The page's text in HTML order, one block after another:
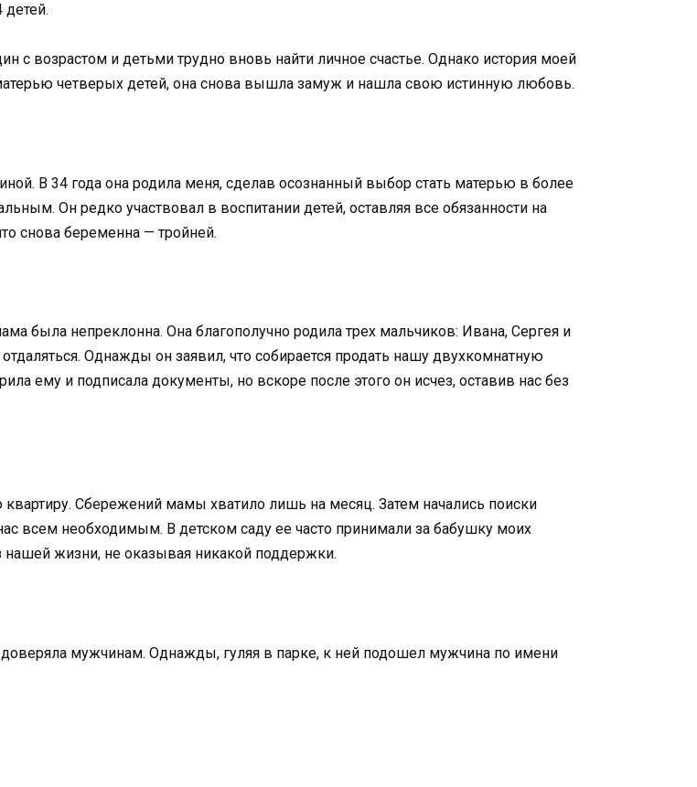
с возрастом и детьми трудно вновь найти личное счастье. Однако история моей
четверых детей, она снова вышла замуж и нашла свою истинную любовь.
В 34 года она родила меня, сделав осознанный выбор стать матерью в более
Он редко участвовал в воспитании детей, оставляя все обязанности на
снова беременна — тройней.
была непреклонна. Она благополучно родила трех мальчиков: Ивана, Сергея и
Однажды он заявил, что собирается продать нашу двухкомнатную
ему и подписала документы, но вскоре после этого он исчез, оставив нас без
Сбережений мамы хватило лишь на месяц. Затем начались поиски
всем необходимым. В детском саду ее часто принимали за бабушку моих
нашей жизни, не оказывая никакой поддержки.
мужчинам. Однажды, гуляя в парке, к ней подошел мужчина по имени